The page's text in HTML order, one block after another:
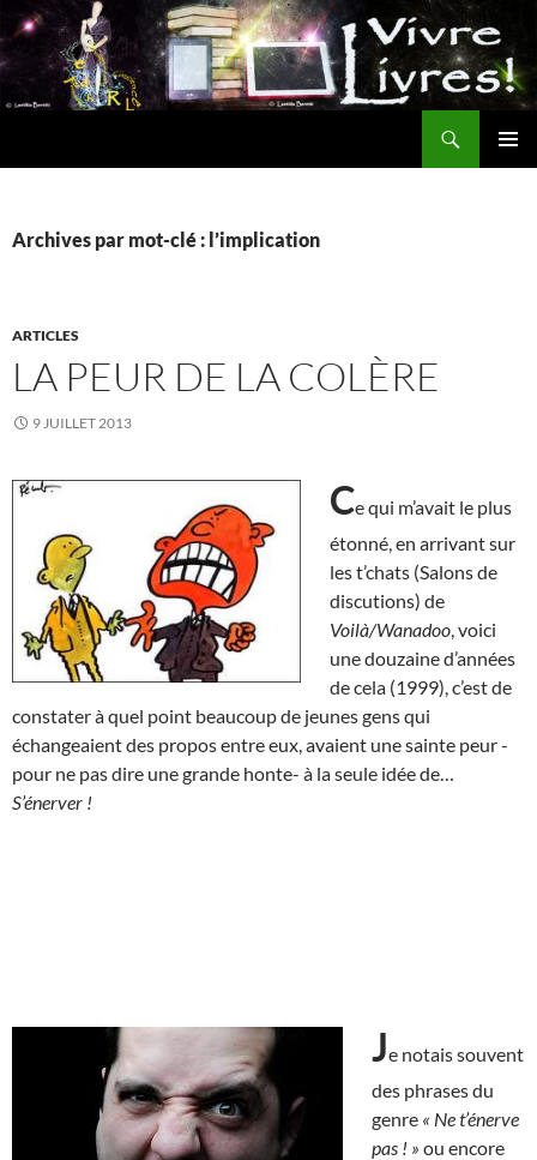
Aller
au
contenu
Archives par mot-clé : l’implication
ARTICLES
LA PEUR DE LA COLÈRE
9 JUILLET 2013
Ce qui m’avait le plus
étonné, en arrivant sur
les t’chats (Salons de
discutions) de
Voilà/Wanadoo , voici
une douzaine d’années
de cela (1999), c’est de
constater à quel point beaucoup de jeunes gens qui
échangeaient des propos entre eux, avaient une sainte peur -
pour ne pas dire une grande honte- à la seule idée de…
S’énerver !
Je notais souvent
des phrases du
genre « Ne t’énerve
pas ! » ou encore